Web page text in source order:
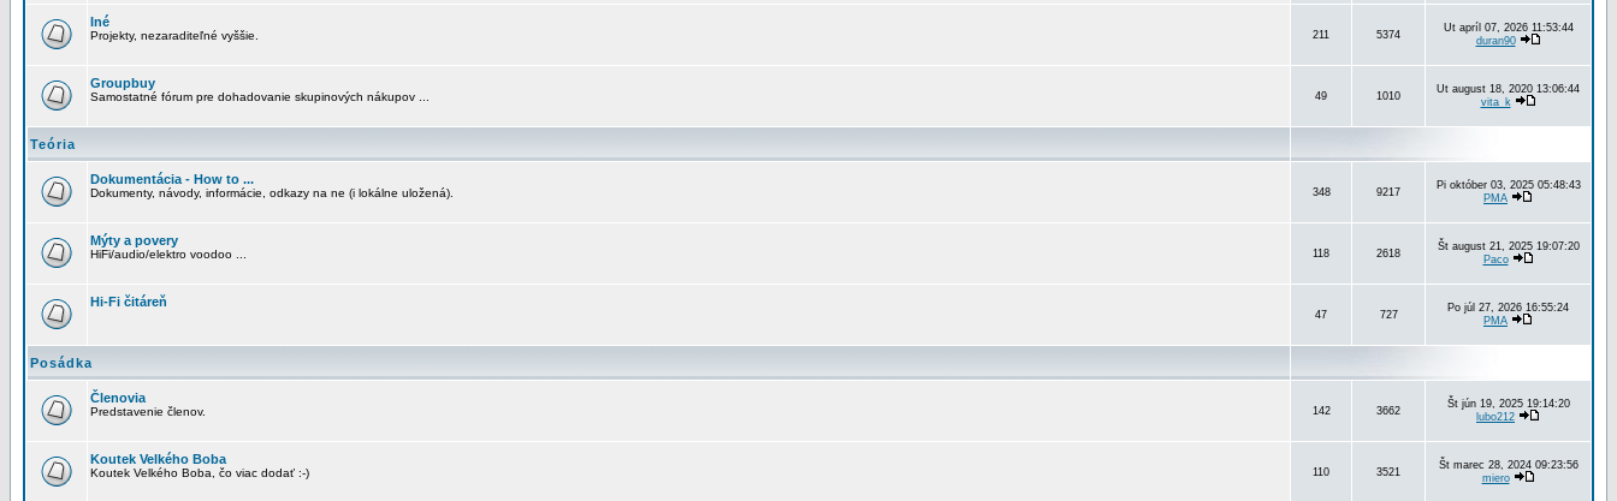
Iné
Projekty, nezaraditeľné vyššie. 211 5374
Ut apríl 07, 2026 11:53:44
duran90
Groupbuy
Samostatné fórum pre dohadovanie skupinových nákupov ... 49 1010
Ut august 18, 2020 13:06:44
vita_k
Teória
Dokumentácia - How to ...
Dokumenty, návody, informácie, odkazy na ne (i lokálne uložená). 348 9217
Pi október 03, 2025 05:48:43
PMA
Mýty a povery
HiFi/audio/elektro voodoo ... 118 2618
Št august 21, 2025 19:07:20
Paco
Hi-Fi čitáreň
47 727
Po júl 27, 2026 16:55:24
PMA
Posádka
Členovia
Predstavenie členov. 142 3662
Št jún 19, 2025 19:14:20
lubo212
Koutek Velkého Boba
Koutek Velkého Boba, čo viac dodať :-) 110 3521
Št marec 28, 2024 09:23:56
miero